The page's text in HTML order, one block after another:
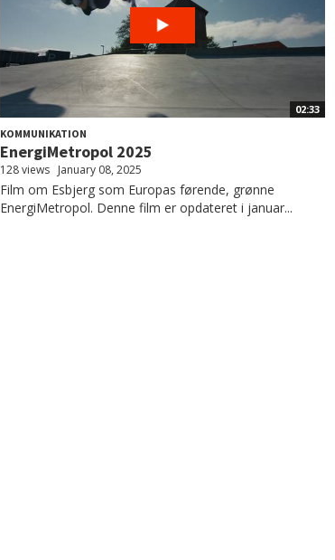
02:33
KOMMUNIKATION
EnergiMetropol 2025
128 views January 08, 2025
Film om Esbjerg som Europas førende, grønne
EnergiMetropol. Denne film er opdateret i januar...